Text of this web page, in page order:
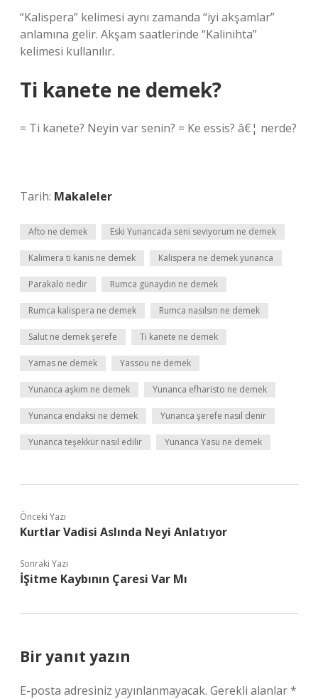
“Kalispera” kelimesi aynı zamanda “iyi akşamlar”
anlamına gelir. Akşam saatlerinde “Kalinihta”
kelimesi kullanılır.
Ti kanete ne demek?
= Ti kanete? Neyin var senin? = Ke essis? â€¦ nerde?
Tarih: Makaleler
Afto ne demek Eski Yunancada seni seviyorum ne demek
Kalimera ti kanis ne demek Kalispera ne demek yunanca
Parakalo nedir Rumca günaydın ne demek
Rumca kalispera ne demek Rumca nasılsın ne demek
Salut ne demek şerefe Ti kanete ne demek
Yamas ne demek Yassou ne demek
Yunanca aşkım ne demek Yunanca efharisto ne demek
Yunanca endaksi ne demek Yunanca şerefe nasıl denir
Yunanca teşekkür nasıl edilir Yunanca Yasu ne demek
Önceki Yazı
Kurtlar Vadisi Aslında Neyi Anlatıyor
Sonraki Yazı
İŞitme Kaybının Çaresi Var Mı
Bir yanıt yazın
E-posta adresiniz yayınlanmayacak. Gerekli alanlar*